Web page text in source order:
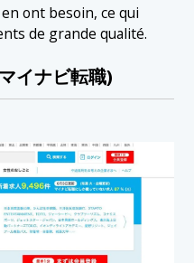
ont besoin, ce qui
de grande qualité.
イナビ転職)